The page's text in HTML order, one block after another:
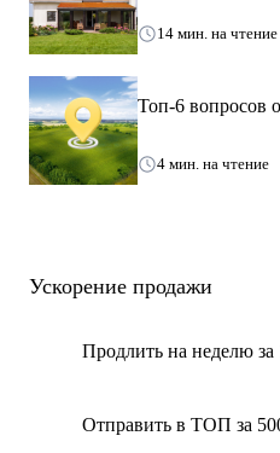
14 мин. на чтение
Топ-6 вопросов
4 мин. на чтение
Ускорение продажи
Продлить на неделю за
Отправить в ТОП за